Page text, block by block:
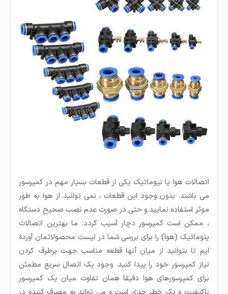
اتصالات هوا یا نیوماتیک یکی از قطعات بسیار مهم در کمپرسور
می باشند. بدون وجود این قطعات ، نمی توانید از هوا به طور
موثر استفاده نمایید و حتی در صورت عدم نصب صحیح دستگاه
، ممکن است کمپرسور دچار آسیب گردد. ما بهترین اتصالات
پنوماتیک (هوا) را برای بررسی شما در لیست محصولاتمان آورده
ایم تا بتوانید از میان آنها قطعه مناسب جهت برطرف کردن
نیاز کمپرسور خود را پیدا کنید. وجود یک اتصال سریع مطمئن
برای کمپرسورهای هوا دقیقا همان تفاوت میان یک کمپرسور